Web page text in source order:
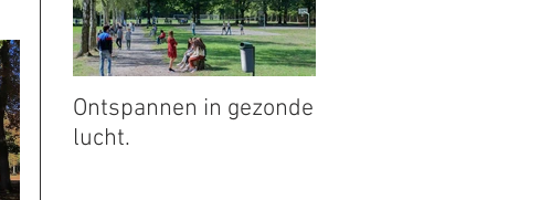
Ontspannen in gezonde
lucht.